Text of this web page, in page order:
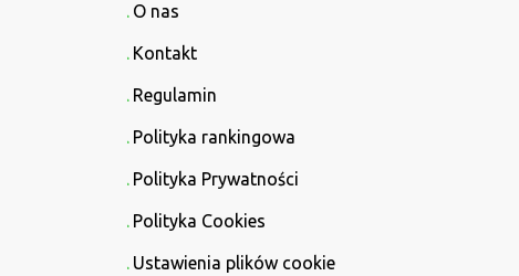
O nas
Kontakt
Regulamin
Polityka rankingowa
Polityka Prywatności
Polityka Cookies
Ustawienia plików cookie